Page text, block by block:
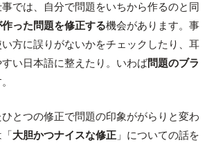
では、自分で問題をいちから作るのと同
った問題を修正する機会があります。事
方に誤りがないかをチェックしたり、耳
い日本語に整えたり。いわば問題のブラ
とつの修正で問題の印象ががらりと変わ
大胆かつナイスな修正」についての話を